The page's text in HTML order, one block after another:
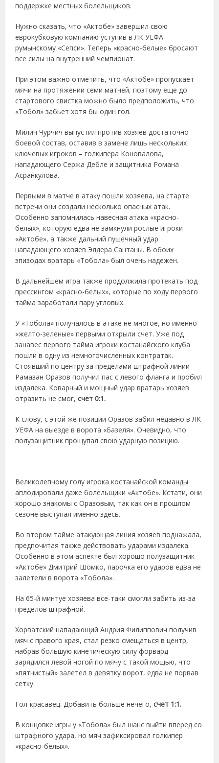
поддержке местных болельщиков.
Нужно сказать, что «Актобе» завершил свою
еврокубковую компанию уступив в ЛК УЕФА
румынскому «Сепси». Теперь «красно-белые» бросают
все силы на внутренний чемпионат.
При этом важно отметить, что «Актобе» пропускает
мячи на протяжении семи матчей, поэтому еще до
стартового свистка можно было предположить, что
«Тобол» забьет хотя бы один гол.
Милич Чурчич выпустил против хозяев достаточно
боевой состав, оставив в замене лишь нескольких
ключевых игроков – голкипера Коновалова,
нападающего Сержа Дебле и защитника Романа
Асранкулова.
Первыми в матче в атаку пошли хозяева, на старте
встречи они создали несколько опасных атак.
Особенно запомнилась навесная атака «красно-
белых», которую едва не замкнули рослые игроки
«Актобе», а также дальний пушечный удар
нападающего хозяев Элдера Сантаны. В обоих
эпизодах вратарь «Тобола» был очень надежен.
В дальнейшем игра также продолжила протекать под
прессингом «красно-белых», которые по ходу первого
тайма заработали пару угловых.
У «Тобола» получалось в атаке не многое, но именно
«желто-зеленые» первыми открыли счет. Уже под
занавес первого тайма игроки костанайского клуба
пошли в одну из немногочисленных контратак.
Стоявший по центру за пределами штрафной линии
Рамазан Оразов получил пас с левого фланга и пробил
издалека. Коварный и мощный удар вратарь хозяев
отразить не смог,счет 0:1.
К слову, с этой же позиции Оразов забил недавно в ЛК
УЕФА на выезде в ворота «Базеля». Очевидно, что
полузащитник прощупал свою ударную позицию.
Великолепному голу игрока костанайской команды
аплодировали даже болельщики «Актобе». Кстати, они
хорошо знакомы с Оразовым, так как он в прошлом
сезоне выступал именно здесь.
Во втором тайме атакующая линия хозяев поднажала,
предпочитая также действовать ударами издалека.
Особенно в этом аспекте был хорошо полузащитник
«Актобе» Дмитрий Шомко, парочка его ударов едва не
залетели в ворота «Тобола».
На 65-й минтуе хозяева все-таки смогли забить из-за
пределов штрафной.
Хорватский нападающий Андрия Филиппович получив
мяч с правого края, стал резко смещаться в центр,
набрав большую кинетическую силу форвард
зарядился левой ногой по мячу с такой мощью, что
«пятнистый» залетел в девятку ворот, едва не порвав
сетку.
Гол-красавец. Добавить больше нечего,счет 1:1.
В концовке игры у «Тобола» был шанс выйти вперед со
штрафного удара, но мяч зафиксировал голкипер
«красно-белых».